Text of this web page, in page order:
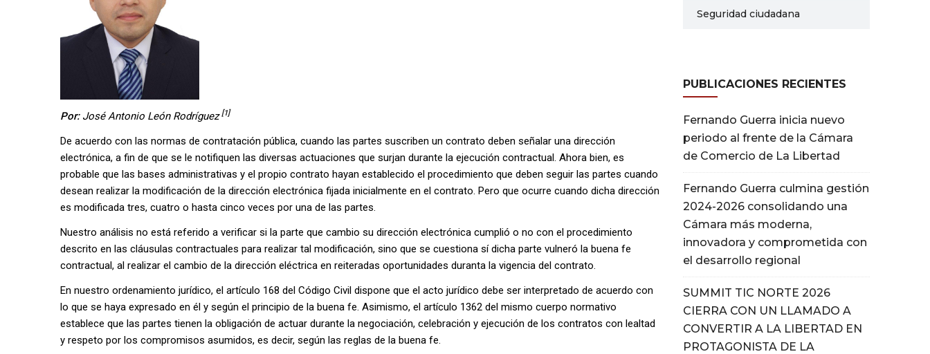
Por: José Antonio León Rodríguez[1]
De acuerdo con las normas de contratación pública, cuando las partes suscriben un contrato deben señalar una dirección
electrónica, a fin de que se le notifiquen las diversas actuaciones que surjan durante la ejecución contractual. Ahora bien, es
probable que las bases administrativas y el propio contrato hayan establecido el procedimiento que deben seguir las partes cuando
desean realizar la modificación de la dirección electrónica fijada inicialmente en el contrato. Pero que ocurre cuando dicha dirección
es modificada tres, cuatro o hasta cinco veces por una de las partes.
Nuestro análisis no está referido a verificar si la parte que cambio su dirección electrónica cumplió o no con el procedimiento
descrito en las cláusulas contractuales para realizar tal modificación, sino que se cuestiona sí dicha parte vulneró la buena fe
contractual, al realizar el cambio de la dirección eléctrica en reiteradas oportunidades duranta la vigencia del contrato.
En nuestro ordenamiento jurídico, el artículo 168 del Código Civil dispone que el acto jurídico debe ser interpretado de acuerdo con
lo que se haya expresado en él y según el principio de la buena fe. Asimismo, el artículo 1362 del mismo cuerpo normativo
establece que las partes tienen la obligación de actuar durante la negociación, celebración y ejecución de los contratos con lealtad
y respeto por los compromisos asumidos, es decir, según las reglas de la buena fe.
Seguridad ciudadana
PUBLICACIONES RECIENTES
Fernando Guerra inicia nuevo
periodo al frente de la Cámara
de Comercio de La Libertad
Fernando Guerra culmina gestión
2024-2026 consolidando una
Cámara más moderna,
innovadora y comprometida con
el desarrollo regional
SUMMIT TIC NORTE 2026
CIERRA CON UN LLAMADO A
CONVERTIR A LA LIBERTAD EN
PROTAGONISTA DE LA